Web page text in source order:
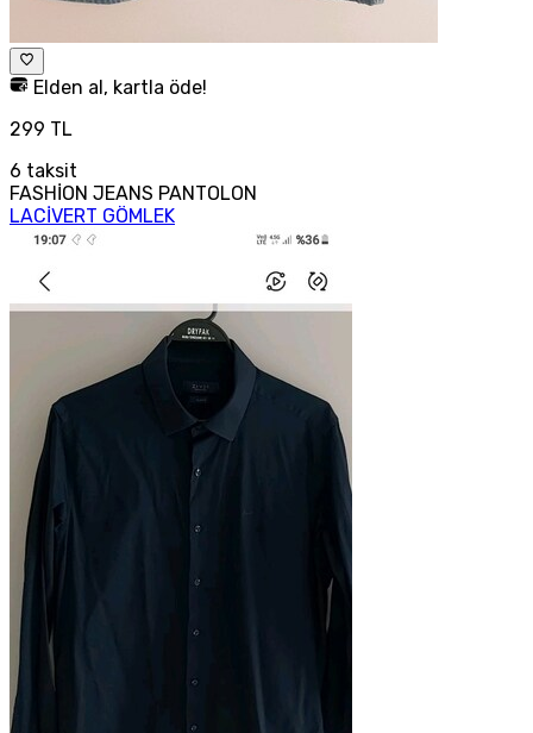
Elden al, kartla öde!
299 TL
6 taksit
FASHİON JEANS PANTOLON
LACİVERT GÖMLEK